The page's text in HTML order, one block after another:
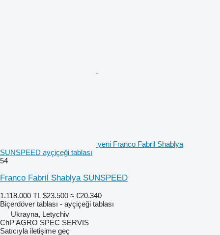
yeni Franco Fabril Shablya
SUNSPEED ayçiçeği tablası
54
Franco Fabril Shablya SUNSPEED
1.118.000 TL $23.500 ≈ €20.340
Biçerdöver tablası - ayçiçeği tablası
Ukrayna, Letychiv
ChP AGRO SPEC SERVIS
Satıcıyla iletişime geç